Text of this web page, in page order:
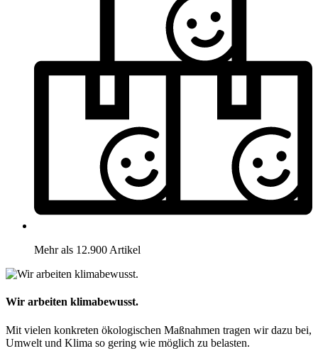
Mehr als 12.900 Artikel
Wir arbeiten klimabewusst.
Mit vielen konkreten ökologischen Maßnahmen tragen wir dazu bei,
Umwelt und Klima so gering wie möglich zu belasten.